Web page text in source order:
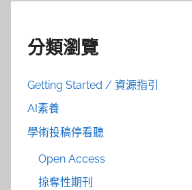
分類瀏覽
Getting Started / 資源指引
AI素養
學術投稿停看聽
Open Access
掠奪性期刊